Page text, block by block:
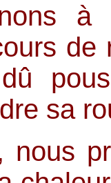
de
sa
nous